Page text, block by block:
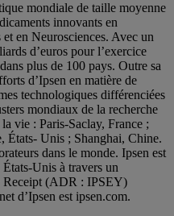
mondiale de taille moyenne
innovants en
en Neurosciences. Avec un
d’euros pour l’exercice
plus de 100 pays. Outre sa
d’Ipsen en matière de
technologiques différenciées
mondiaux de la recherche
vie : Paris-Saclay, France ;
Unis ; Shanghai, Chine.
dans le monde. Ipsen est
Unis à travers un
Receipt (ADR : IPSEY)
d’Ipsen est ipsen.com.